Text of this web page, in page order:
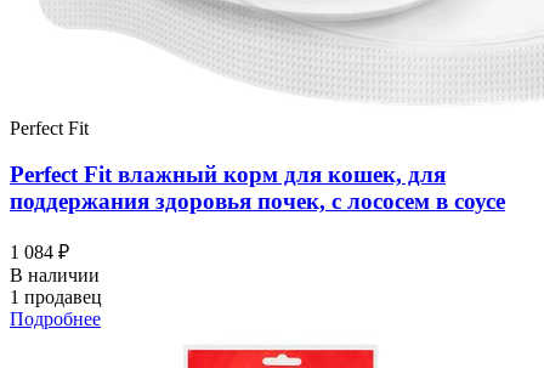
Perfect Fit
Perfect Fit влажный корм для кошек, для
поддержания здоровья почек, с лососем в соусе
1 084 ₽
В наличии
1 продавец
Подробнее